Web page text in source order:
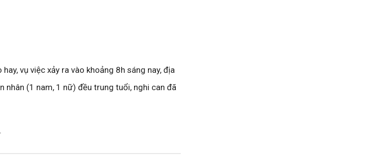
vụ việc xảy ra vào khoảng 8h sáng nay, địa
nhân (1 nam, 1 nữ) đều trung tuổi, nghi can đã